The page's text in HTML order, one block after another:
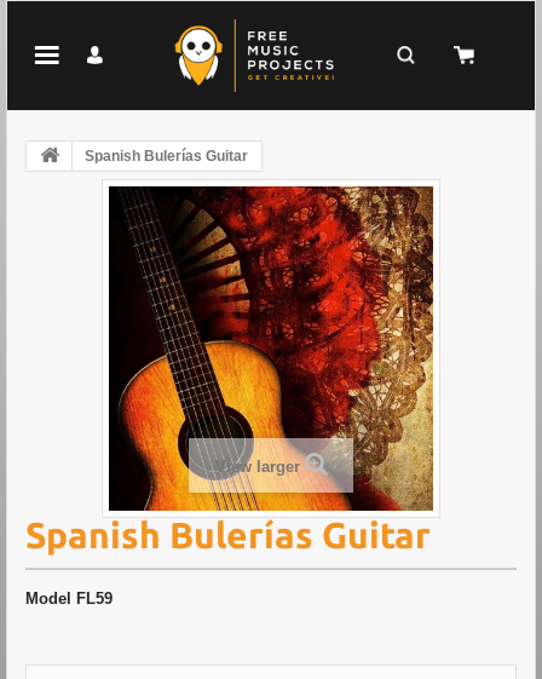
Spanish Bulerías Guitar
View larger
Spanish Bulerías Guitar
Model FL59